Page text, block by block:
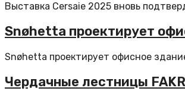
Выставка Cersaie 2025 вновь
Snøhetta проектирует
Snøhetta проектирует офисное
Чердачные лестницы